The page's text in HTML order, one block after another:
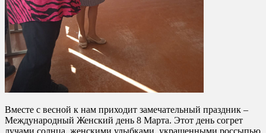
Вместе с весной к нам приходит замечательный праздник –
Международный Женский день 8 Марта. Этот день согрет
лучами солнца, женскими улыбками, украшенными россыпью